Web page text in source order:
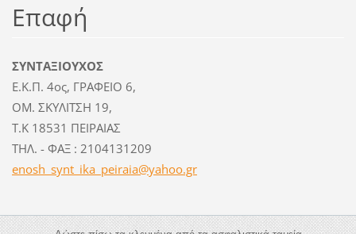
Επαφή
ΣΥΝΤΑΞΙΟΥΧΟΣ
Ε.Κ.Π. 4ος, ΓΡΑΦΕΙΟ 6,
ΟΜ. ΣΚΥΛΙΤΣΗ 19,
Τ.Κ 18531 ΠΕΙΡΑΙΑΣ
ΤΗΛ. - ΦΑΞ : 2104131209
enosh_synt_ika_peiraia@yahoo.gr